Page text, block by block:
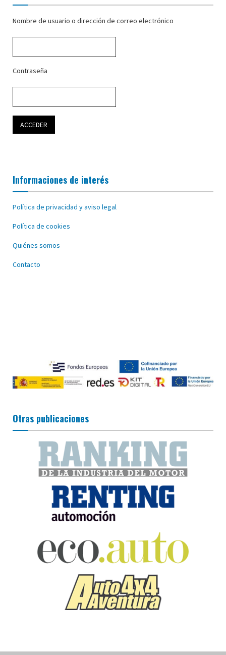
Nombre de usuario o dirección de correo electrónico
Contraseña
Informaciones de interés
Política de privacidad y aviso legal
Política de cookies
Quiénes somos
Contacto
Otras publicaciones